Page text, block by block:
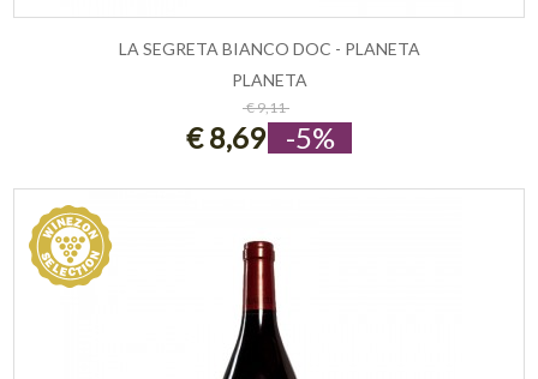
ESAURITO
LA SEGRETA BIANCO DOC - PLANETA
PLANETA
€ 9,11
€ 8,69 -5%